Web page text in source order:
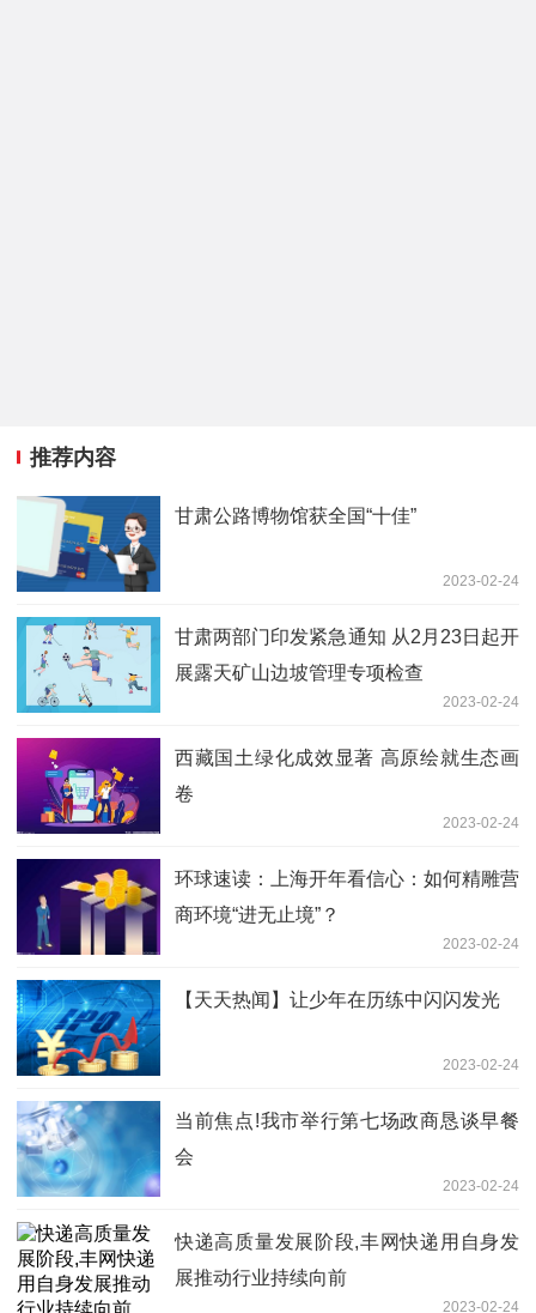
推荐内容
甘肃公路博物馆获全国“十佳”
2023-02-24
甘肃两部门印发紧急通知 从2月23日起开
展露天矿山边坡管理专项检查
2023-02-24
西藏国土绿化成效显著 高原绘就生态画
卷
2023-02-24
环球速读：上海开年看信心：如何精雕营
商环境“进无止境”？
2023-02-24
【天天热闻】让少年在历练中闪闪发光
2023-02-24
当前焦点!我市举行第七场政商恳谈早餐
会
2023-02-24
快递高质量发展阶段,丰网快递用自身发
展推动行业持续向前
2023-02-24